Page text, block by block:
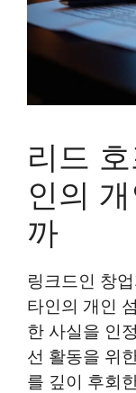
리드
인의
까
링크드인 창
타인의 개인
한 사실을 인
선 활동을 위
를 깊이 후회